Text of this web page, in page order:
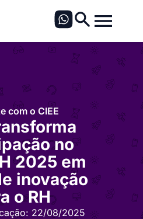
com o CIEE
no
2025 em
inovação
o RH
22/08/2025